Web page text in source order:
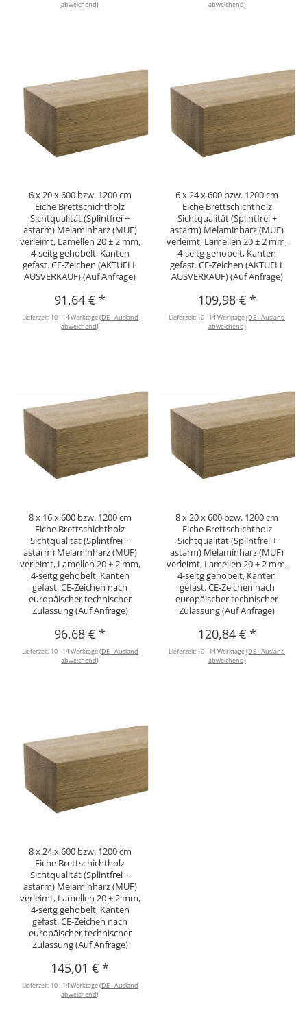
abweichend) abweichend)
6 x 20 x 600 bzw. 1200 cm
Eiche Brettschichtholz
Sichtqualität (Splintfrei +
astarm) Melaminharz (MUF)
verleimt, Lamellen 20 ± 2 mm,
4-seitg gehobelt, Kanten
gefast. CE-Zeichen (AKTUELL
AUSVERKAUF) (Auf Anfrage)
91,64 €*
Lieferzeit: 10 - 14 Werktage(DE - Ausland
abweichend)
6 x 24 x 600 bzw. 1200 cm
Eiche Brettschichtholz
Sichtqualität (Splintfrei +
astarm) Melaminharz (MUF)
verleimt, Lamellen 20 ± 2 mm,
4-seitg gehobelt, Kanten
gefast. CE-Zeichen (AKTUELL
AUSVERKAUF) (Auf Anfrage)
109,98 € *
Lieferzeit: 10 - 14 Werktage(DE - Ausland
abweichend)
8 x 16 x 600 bzw. 1200 cm
Eiche Brettschichtholz
Sichtqualität (Splintfrei +
astarm) Melaminharz (MUF)
verleimt, Lamellen 20 ± 2 mm,
4-seitg gehobelt, Kanten
gefast. CE-Zeichen nach
europäischer technischer
Zulassung (Auf Anfrage)
96,68 €*
Lieferzeit: 10 - 14 Werktage(DE - Ausland
abweichend)
8 x 20 x 600 bzw. 1200 cm
Eiche Brettschichtholz
Sichtqualität (Splintfrei +
astarm) Melaminharz (MUF)
verleimt, Lamellen 20 ± 2 mm,
4-seitg gehobelt, Kanten
gefast. CE-Zeichen nach
europäischer technischer
Zulassung (Auf Anfrage)
120,84 € *
Lieferzeit: 10 - 14 Werktage(DE - Ausland
abweichend)
8 x 24 x 600 bzw. 1200 cm
Eiche Brettschichtholz
Sichtqualität (Splintfrei +
astarm) Melaminharz (MUF)
verleimt, Lamellen 20 ± 2 mm,
4-seitg gehobelt, Kanten
gefast. CE-Zeichen nach
europäischer technischer
Zulassung (Auf Anfrage)
145,01 €*
Lieferzeit: 10 - 14 Werktage(DE - Ausland
abweichend)